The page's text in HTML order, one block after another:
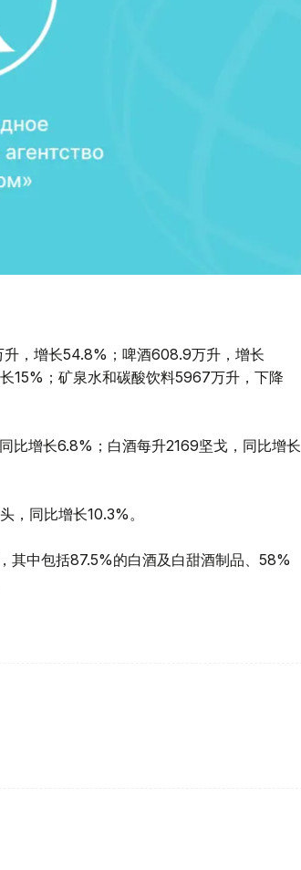
，增长54.8%；啤酒608.9万升，增长
15%；矿泉水和碳酸饮料5967万升，下降
比增长6.8%；白酒每升2169坚戈，同比增长
，同比增长10.3%。
其中包括87.5%的白酒及白甜酒制品、58%